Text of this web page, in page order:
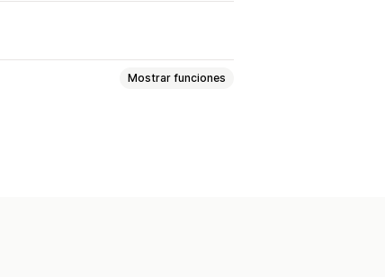
Mostrar funciones